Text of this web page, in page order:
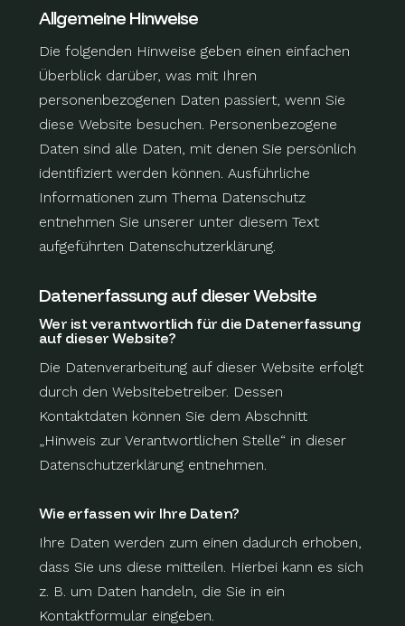
Allgemeine Hinweise
Die folgenden Hinweise geben einen einfachen
Überblick darüber, was mit Ihren
personenbezogenen Daten passiert, wenn Sie
diese Website besuchen. Personenbezogene
Daten sind alle Daten, mit denen Sie persönlich
identifiziert werden können. Ausführliche
Informationen zum Thema Datenschutz
entnehmen Sie unserer unter diesem Text
aufgeführten Datenschutzerklärung.
Datenerfassung auf dieser Website
Wer ist verantwortlich für die Datenerfassung
auf dieser Website?
Die Datenverarbeitung auf dieser Website erfolgt
durch den Websitebetreiber. Dessen
Kontaktdaten können Sie dem Abschnitt
„Hinweis zur Verantwortlichen Stelle“ in dieser
Datenschutzerklärung entnehmen.
Wie erfassen wir Ihre Daten?
Ihre Daten werden zum einen dadurch erhoben,
dass Sie uns diese mitteilen. Hierbei kann es sich
z. B. um Daten handeln, die Sie in ein
Kontaktformular eingeben.